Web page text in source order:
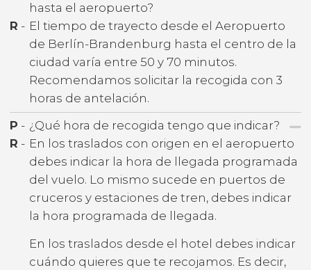
hasta el aeropuerto?
R - El tiempo de trayecto desde el Aeropuerto
de Berlín-Brandenburg hasta el centro de la
ciudad varía entre 50 y 70 minutos.
Recomendamos solicitar la recogida con 3
horas de antelación.
P - ¿Qué hora de recogida tengo que indicar?
R - En los traslados con origen en el aeropuerto
debes indicar la hora de llegada programada
del vuelo. Lo mismo sucede en puertos de
cruceros y estaciones de tren, debes indicar
la hora programada de llegada.
En los traslados desde el hotel debes indicar
cuándo quieres que te recojamos. Es decir,